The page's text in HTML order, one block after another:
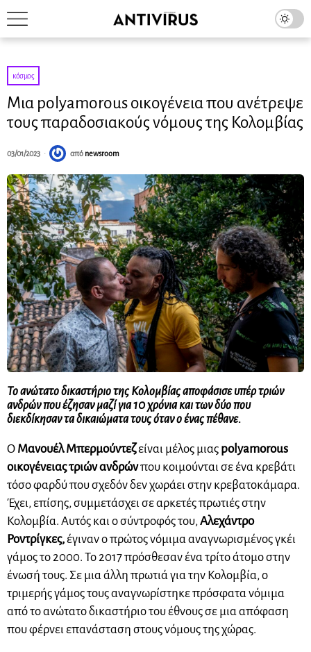
κόσμος
Μια polyamorous οικογένεια που ανέτρεψε
τους παραδοσιακούς νόμους της Κολομβίας
03/01/2023 από newsroom
Το ανώτατο δικαστήριο της Κολομβίας αποφάσισε υπέρ τριών
ανδρών που έζησαν μαζί για 10 χρόνια και των δύο που
διεκδίκησαν τα δικαιώματα τους όταν ο ένας πέθανε.
Ο Μανουέλ Μπερμούντεζείναι μέλος μιας polyamorous
οικογένειας τριών ανδρώνπου κοιμούνται σε ένα κρεβάτι
τόσο φαρδύ που σχεδόν δεν χωράει στην κρεβατοκάμαρα.
Έχει, επίσης, συμμετάσχει σε αρκετές πρωτιές στην
Κολομβία. Αυτός και ο σύντροφός του,Αλεχάντρο
Ροντρίγκες,έγιναν ο πρώτος νόμιμα αναγνωρισμένος γκέι
γάμος το 2000. Το 2017 πρόσθεσαν ένα τρίτο άτομο στην
ένωσή τους. Σε μια άλλη πρωτιά για την Κολομβία, ο
τριμερής γάμος τους αναγνωρίστηκε πρόσφατα νόμιμα
από το ανώτατο δικαστήριο του έθνους σε μια απόφαση
που φέρνει επανάσταση στους νόμους της χώρας.